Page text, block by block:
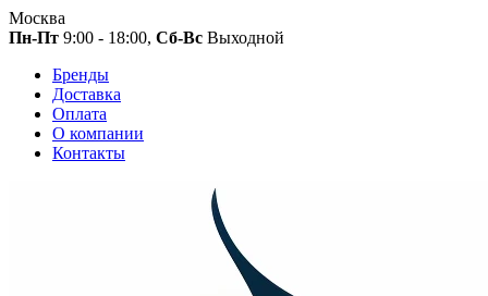
Москва
Пн-Пт 9:00 - 18:00, Сб-Вс Выходной
Бренды
Доставка
Оплата
О компании
Контакты